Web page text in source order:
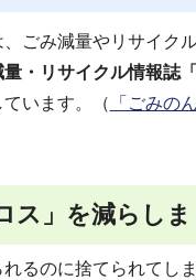
ごみ減量やリサイク
量・リサイクル情報誌
ています。（ 「ごみの
ス」を減らし
るのに捨てられてし